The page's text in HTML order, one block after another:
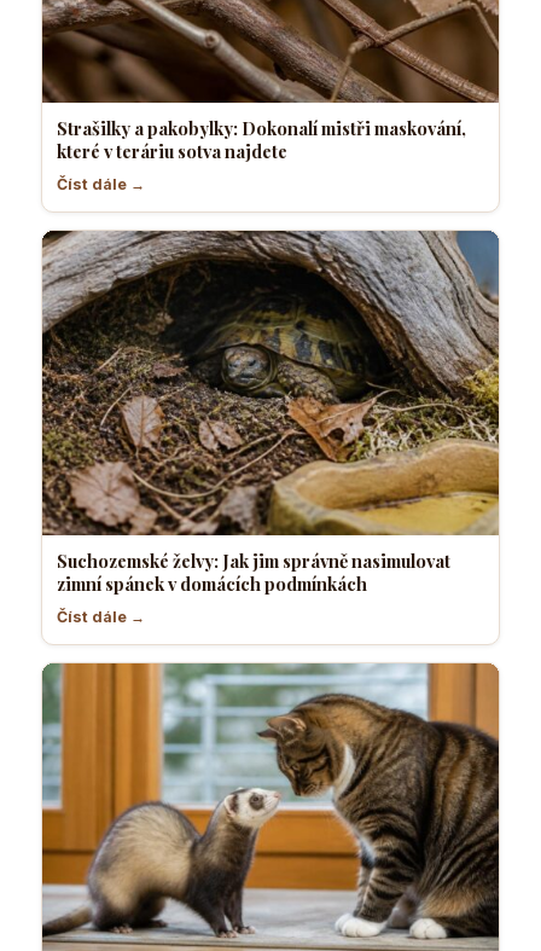
Strašilky a pakobylky: Dokonalí mistři maskování,
které v teráriu sotva najdete
Číst dále →
Suchozemské želvy: Jak jim správně nasimulovat
zimní spánek v domácích podmínkách
Číst dále →